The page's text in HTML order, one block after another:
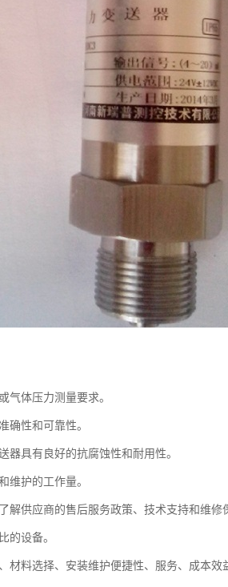
气体压力测量要求。
确性和可靠性。
具有良好的抗腐蚀性和耐用性。
维护的工作量。
供应商的售后服务政策、技术支持和维修
的设备。
料选择、安装维护便捷性、服务、成本效